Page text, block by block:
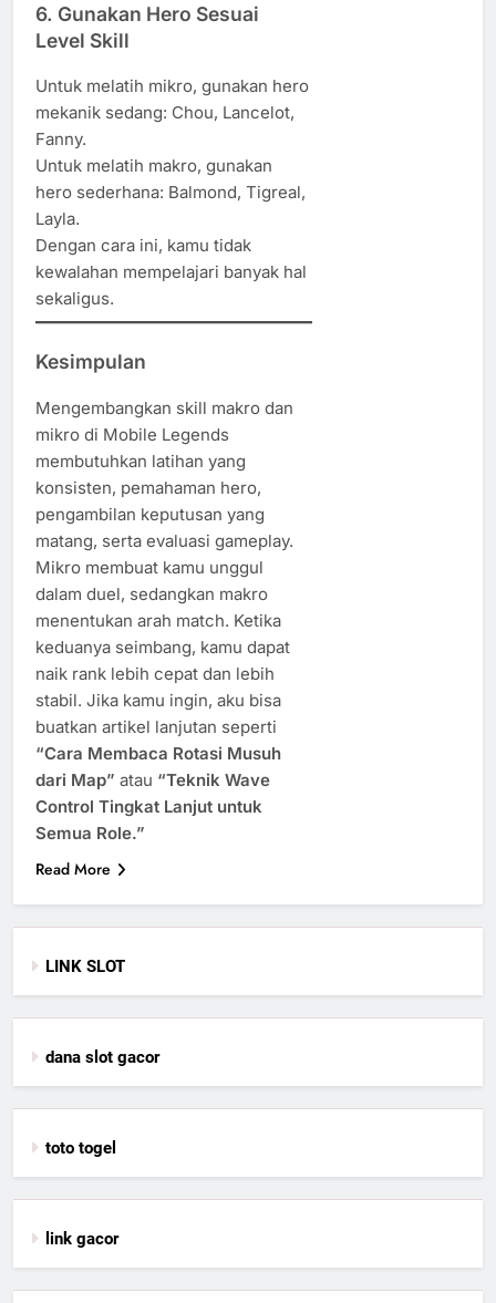
6. Gunakan Hero Sesuai
Level Skill
Untuk melatih mikro, gunakan hero
mekanik sedang: Chou, Lancelot,
Fanny.
Untuk melatih makro, gunakan
hero sederhana: Balmond, Tigreal,
Layla.
Dengan cara ini, kamu tidak
kewalahan mempelajari banyak hal
sekaligus.
Kesimpulan
Mengembangkan skill makro dan
mikro di Mobile Legends
membutuhkan latihan yang
konsisten, pemahaman hero,
pengambilan keputusan yang
matang, serta evaluasi gameplay.
Mikro membuat kamu unggul
dalam duel, sedangkan makro
menentukan arah match. Ketika
keduanya seimbang, kamu dapat
naik rank lebih cepat dan lebih
stabil. Jika kamu ingin, aku bisa
buatkan artikel lanjutan seperti
“Cara Membaca Rotasi Musuh
dari Map” atau “Teknik Wave
Control Tingkat Lanjut untuk
Semua Role.”
Read More
LINK SLOT
dana slot gacor
toto togel
link gacor